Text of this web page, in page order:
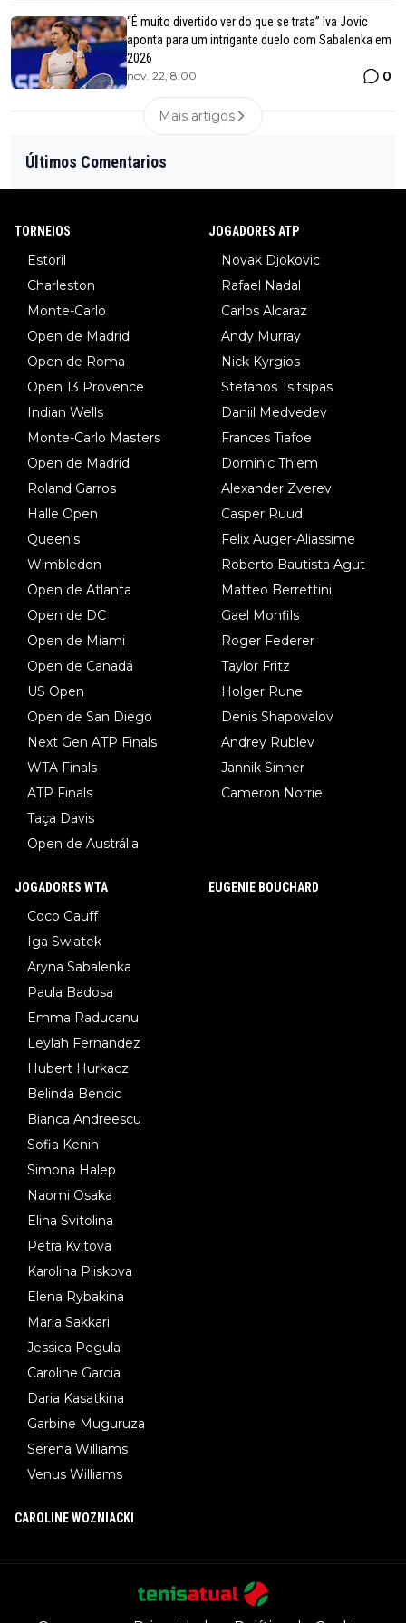
“É muito divertido ver do que se trata” Iva Jovic
aponta para um intrigante duelo com Sabalenka em
2026
nov. 22, 8:00 0
Mais artigos
Últimos Comentarios
TORNEIOS
Estoril
Charleston
Monte-Carlo
Open de Madrid
Open de Roma
Open 13 Provence
Indian Wells
Monte-Carlo Masters
Open de Madrid
Roland Garros
Halle Open
Queen's
Wimbledon
Open de Atlanta
Open de DC
Open de Miami
Open de Canadá
US Open
Open de San Diego
Next Gen ATP Finals
WTA Finals
ATP Finals
Taça Davis
Open de Austrália
JOGADORES ATP
Novak Djokovic
Rafael Nadal
Carlos Alcaraz
Andy Murray
Nick Kyrgios
Stefanos Tsitsipas
Daniil Medvedev
Frances Tiafoe
Dominic Thiem
Alexander Zverev
Casper Ruud
Felix Auger-Aliassime
Roberto Bautista Agut
Matteo Berrettini
Gael Monfils
Roger Federer
Taylor Fritz
Holger Rune
Denis Shapovalov
Andrey Rublev
Jannik Sinner
Cameron Norrie
JOGADORES WTA
Coco Gauff
Iga Swiatek
Aryna Sabalenka
Paula Badosa
Emma Raducanu
Leylah Fernandez
Hubert Hurkacz
Belinda Bencic
Bianca Andreescu
Sofia Kenin
Simona Halep
Naomi Osaka
Elina Svitolina
Petra Kvitova
Karolina Pliskova
Elena Rybakina
Maria Sakkari
Jessica Pegula
Caroline Garcia
Daria Kasatkina
Garbine Muguruza
Serena Williams
Venus Williams
EUGENIE BOUCHARD
CAROLINE WOZNIACKI